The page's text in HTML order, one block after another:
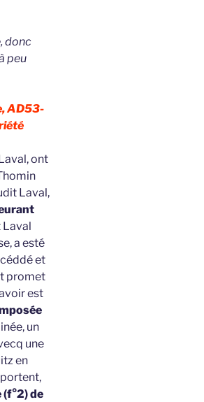
donc
peu
AD53-
ont
Laval,
a esté
et
promet
est
un
une
en
de